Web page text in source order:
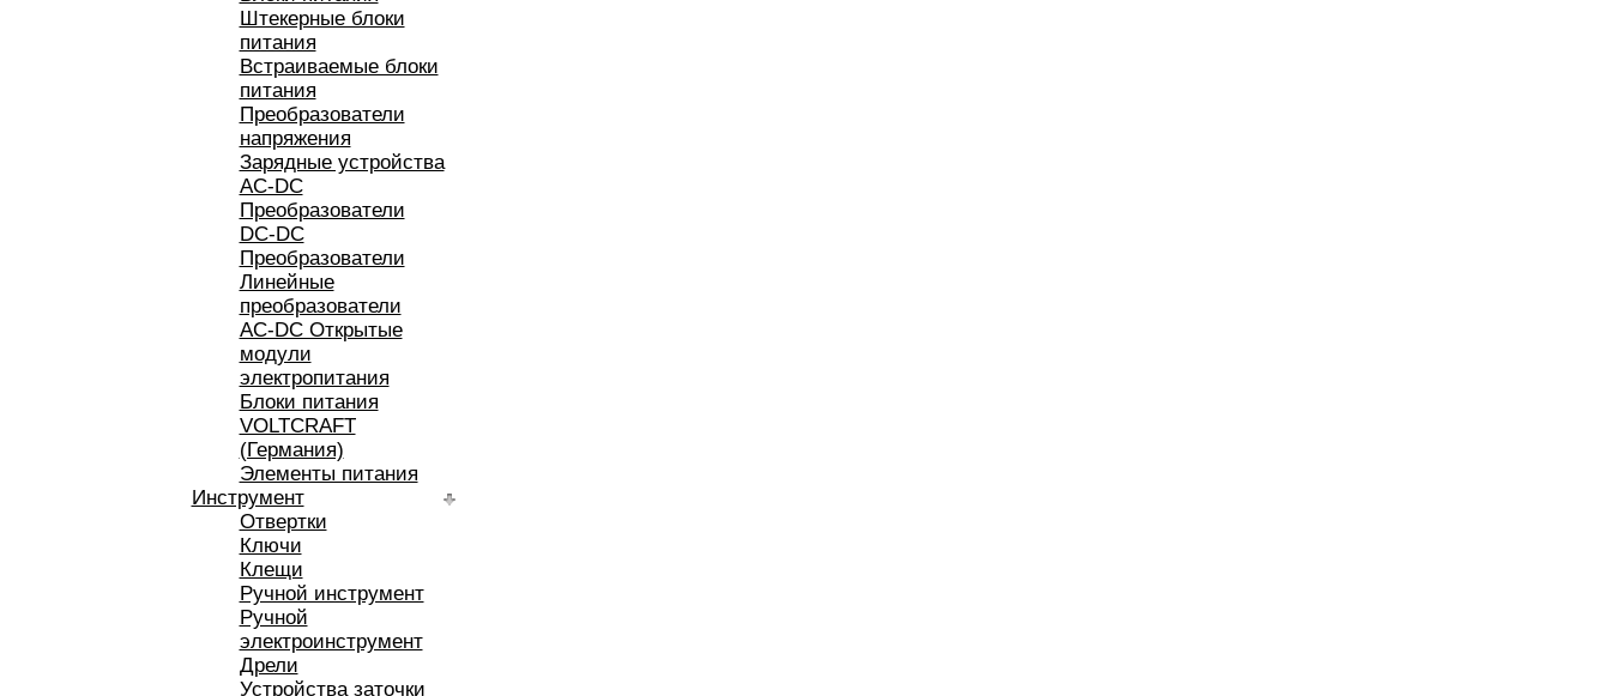
Штекерные блоки
питания
Встраиваемые блоки
питания
Преобразователи
напряжения
Зарядные устройства
AC-DC
Преобразователи
DC-DC
Преобразователи
Линейные
преобразователи
AC-DC Открытые
модули
электропитания
Блоки питания
VOLTCRAFT
(Германия)
Элементы питания
Инструмент
Отвертки
Ключи
Клещи
Ручной инструмент
Ручной
электроинструмент
Дрели
Устройства заточки